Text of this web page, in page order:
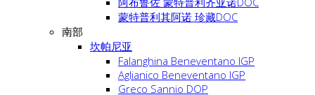
蒙特普利其阿诺 珍藏DOC
南部
坎帕尼亚
Falanghina Beneventano IGP
Aglianico Beneventano IGP
Greco Sannio DOP